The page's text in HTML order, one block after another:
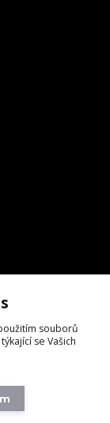
souborů
se Vašich